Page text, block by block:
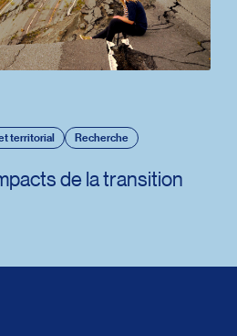
territorial Recherche
de la transition